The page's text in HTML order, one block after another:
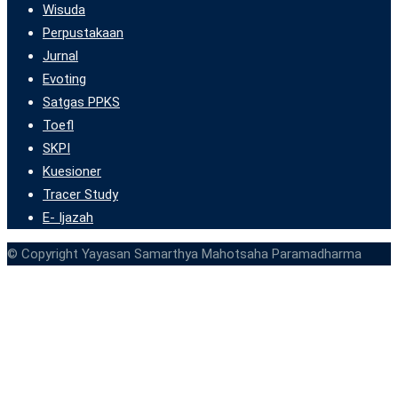
Wisuda
Perpustakaan
Jurnal
Evoting
Satgas PPKS
Toefl
SKPI
Kuesioner
Tracer Study
E- Ijazah
© Copyright Yayasan Samarthya Mahotsaha Paramadharma